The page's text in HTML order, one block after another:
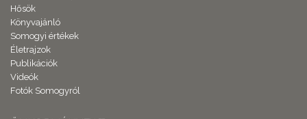
Hősök
Könyvajánló
Somogyi értékek
Életrajzok
Publikációk
Videók
Fotók Somogyról